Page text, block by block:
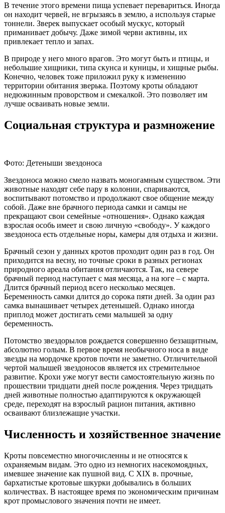
В течение этого времени пища успевает перевариться. Иногда
он находит червей, не вгрызаясь в землю, а используя старые
тоннели. Зверек выпускает особый мускус, который
приманивает добычу. Даже зимой черви активны, их
привлекает тепло и запах.
В природе у него много врагов. Это могут быть и птицы, и
небольшие хищники, типа скунса и куницы, и хищные рыбы.
Конечно, человек тоже приложил руку к изменению
территории обитания зверька. Поэтому кроты обладают
недюжинным проворством и смекалкой. Это позволяет им
лучше осваивать новые земли.
Социальная структура и размножение
Фото: Детеныши звездоноса
Звездоноса можно смело назвать моногамным существом. Эти
животные находят себе пару в колонии, спариваются,
воспитывают потомство и продолжают свое общение между
собой. Даже вне брачного периода самки и самцы не
прекращают свои семейные «отношения». Однако каждая
взрослая особь имеет и свою личную «свободу». У каждого
звездоноса есть отдельные норы, камеры для отдыха и жизни.
Брачный сезон у данных кротов проходит один раз в год. Он
приходится на весну, но точные сроки в разных регионах
природного ареала обитания отличаются. Так, на севере
брачный период наступает с мая месяца, а на юге – с марта.
Длится брачный период всего несколько месяцев.
Беременность самки длится до сорока пяти дней. За один раз
самка вынашивает четырех детенышей. Однако иногда
приплод может достигать семи малышей за одну
беременность.
Потомство звездорылов рождается совершенно беззащитным,
абсолютно голым. В первое время необычного носа в виде
звезды на мордочке кротов почти не заметно. Отличительной
чертой малышей звездоносов является их стремительное
развитие. Крохи уже могут вести самостоятельную жизнь по
прошествии тридцати дней после рождения. Через тридцать
дней животные полностью адаптируются к окружающей
среде, переходят на взрослый рацион питания, активно
осваивают близлежащие участки.
Численность и хозяйственное значение
Кроты повсеместно многочисленны и не относятся к
охраняемым видам. Это одно из немногих насекомоядных,
имевшее значение как пушной вид. С XIX в. прочные,
бархатистые кротовые шкурки добывались в больших
количествах. В настоящее время по экономическим причинам
крот промыслового значения почти не имеет.